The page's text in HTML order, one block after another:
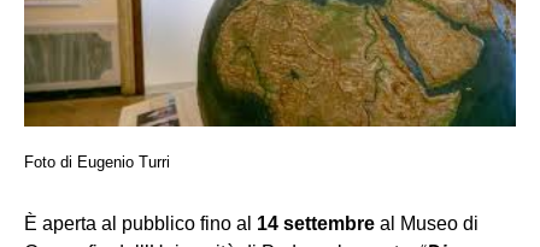
Foto di Eugenio Turri
È aperta al pubblico fino al 14 settembre al Museo di